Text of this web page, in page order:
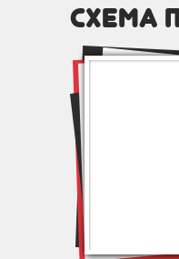
схема